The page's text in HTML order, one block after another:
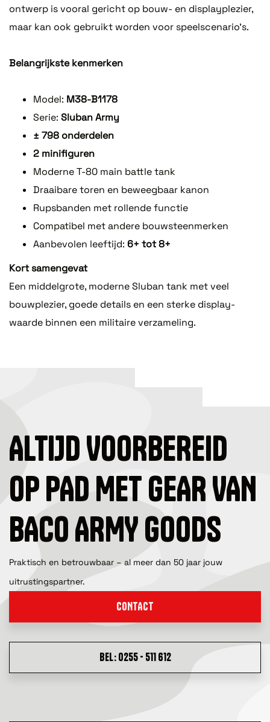
ontwerp is vooral gericht op bouw- en displayplezier,
maar kan ook gebruikt worden voor speelscenario’s.
Belangrijkste kenmerken
Model: M38-B1178
Serie: Sluban Army
± 798 onderdelen
2 minifiguren
Moderne T-80 main battle tank
Draaibare toren en beweegbaar kanon
Rupsbanden met rollende functie
Compatibel met andere bouwsteenmerken
Aanbevolen leeftijd: 6+ tot 8+
Kort samengevat
Een middelgrote, moderne Sluban tank met veel
bouwplezier, goede details en een sterke display-
waarde binnen een militaire verzameling.
ALTIJD VOORBEREID
OP PAD MET GEAR VAN
BACO ARMY GOODS
Praktisch en betrouwbaar – al meer dan 50 jaar jouw
uitrustingspartner.
CONTACT
BEL: 0255 - 511 612